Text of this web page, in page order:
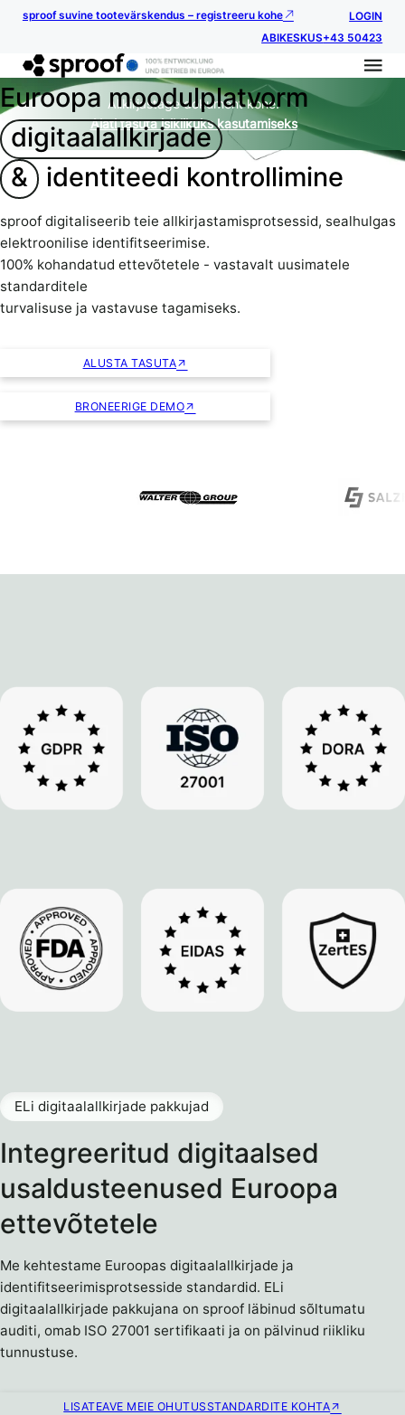
sproof suvine tootevärskendus – registreeru kohe
LOGIN
ABIKESKUS+43 50423
Euroopa moodulplatvorm
digitaalallkirjade
& identiteedi kontrollimine
sproof digitaliseerib teie allkirjastamisprotsessid, sealhulgas
elektroonilise identifitseerimise.
100% kohandatud ettevõtetele - vastavalt uusimatele
standarditele
turvalisuse ja vastavuse tagamiseks.
ALUSTA TASUTA
BRONEERIGE DEMO
Allkirjastage dokument kohe.
Alati tasuta isiklikuks kasutamiseks
Integreeritud digitaalsed
usaldusteenused Euroopa
ettevõtetele
ELi digitaalallkirjade pakkujad
Me kehtestame Euroopas digitaalallkirjade ja
identifitseerimisprotsesside standardid. ELi
digitaalallkirjade pakkujana on sproof läbinud sõltumatu
auditi, omab ISO 27001 sertifikaati ja on pälvinud riikliku
tunnustuse.
LISATEAVE MEIE OHUTUSSTANDARDITE KOHTA